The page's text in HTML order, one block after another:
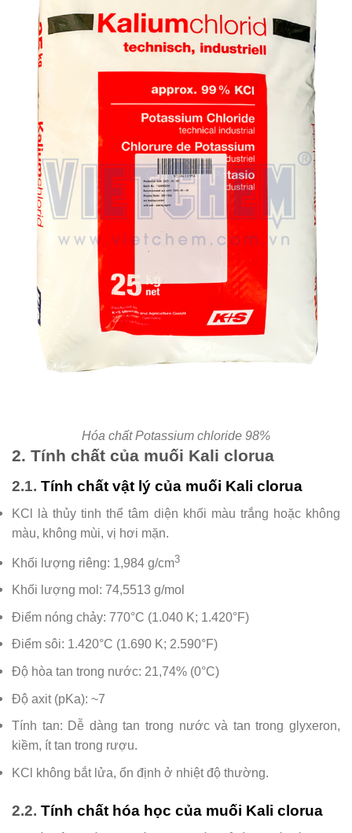
Hóa chất Potassium chloride 98%
2. Tính chất của muối Kali clorua
2.1. Tính chất vật lý của muối Kali clorua
KCl là thủy tinh thể tâm diện khối màu trắng hoặc không
màu, không mùi, vị hơi mặn.
Khối lượng riêng: 1,984 g/cm3
Khối lượng mol: 74,5513 g/mol
Điểm nóng chảy: 770°C (1.040 K; 1.420°F)
Điểm sôi: 1.420°C (1.690 K; 2.590°F)
Độ hòa tan trong nước: 21,74% (0°C)
Độ axit (pKa): ~7
Tính tan: Dễ dàng tan trong nước và tan trong glyxeron,
kiềm, ít tan trong rượu.
KCl không bắt lửa, ổn định ở nhiệt độ thường.
2.2. Tính chất hóa học của muối Kali clorua